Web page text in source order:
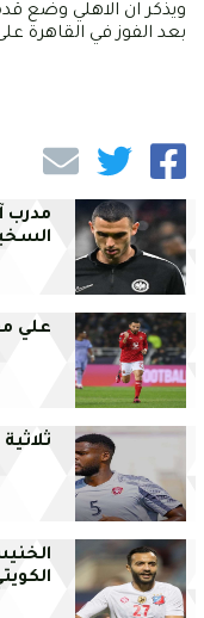
ويذكر ان الاهلي وضع
بعد الفوز في القاهرة
مدرب
علي